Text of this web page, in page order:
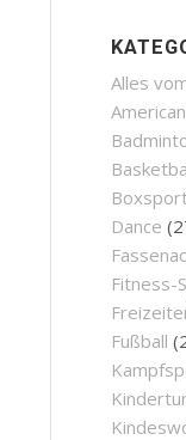
Alles
Dance
Fitness-
Fußball